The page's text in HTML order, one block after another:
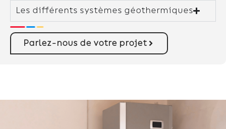
Les différents systèmes géothermiques
Parlez-nous de votre projet